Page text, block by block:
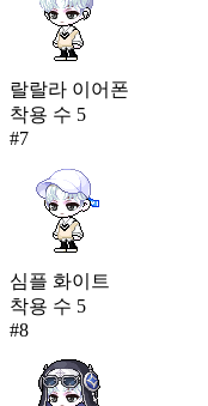
랄랄라 이어폰
착용 수 5
#7
심플 화이트
착용 수 5
#8